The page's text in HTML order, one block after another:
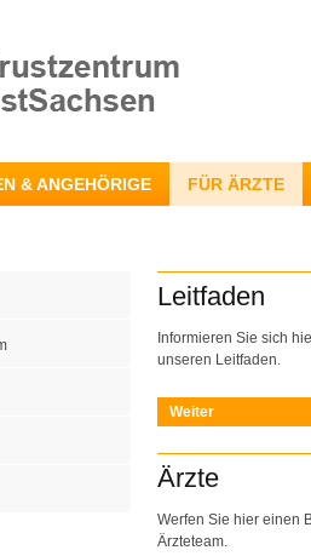
& ANGEHÖRIGE FÜR ÄRZTE
Leitfaden
Informieren Sie sich
unseren Leitfaden.
Weiter
Ärzte
Werfen Sie hier einen
Ärzteteam.